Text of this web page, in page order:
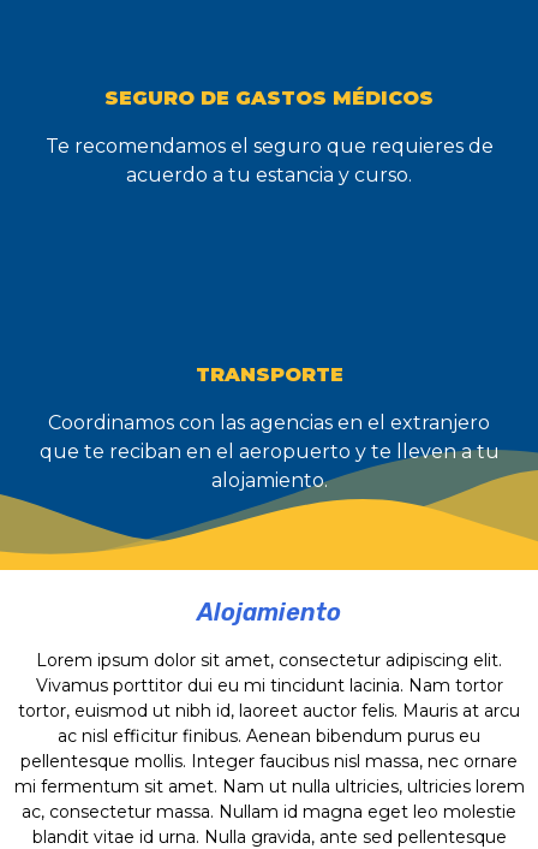
SEGURO DE GASTOS MÉDICOS
Te recomendamos el seguro que requieres de
acuerdo a tu estancia y curso.
TRANSPORTE
Coordinamos con las agencias en el extranjero
que te reciban en el aeropuerto y te lleven a tu
alojamiento.
Alojamiento
Lorem ipsum dolor sit amet, consectetur adipiscing elit.
Vivamus porttitor dui eu mi tincidunt lacinia. Nam tortor
tortor, euismod ut nibh id, laoreet auctor felis. Mauris at arcu
ac nisl efficitur finibus. Aenean bibendum purus eu
pellentesque mollis. Integer faucibus nisl massa, nec ornare
mi fermentum sit amet. Nam ut nulla ultricies, ultricies lorem
ac, consectetur massa. Nullam id magna eget leo molestie
blandit vitae id urna. Nulla gravida, ante sed pellentesque